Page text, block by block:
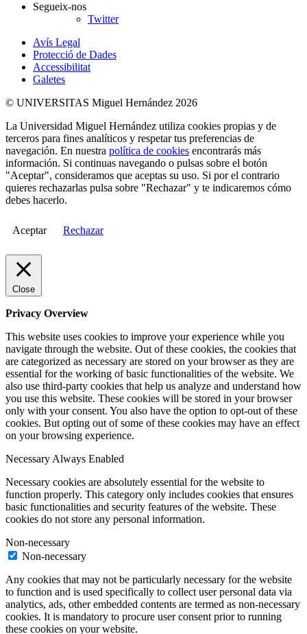
Segueix-nos
Twitter
Avís Legal
Protecció de Dades
Accessibilitat
Galetes
© UNIVERSITAS Miguel Hernández 2026
La Universidad Miguel Hernández utiliza cookies propias y de
terceros para fines analíticos y respetar tus preferencias de
navegación. En nuestra política de cookies encontrarás más
información. Si continuas navegando o pulsas sobre el botón
"Aceptar", consideramos que aceptas su uso. Si por el contrario
quieres rechazarlas pulsa sobre "Rechazar" y te indicaremos cómo
debes hacerlo.
Aceptar Rechazar
Close
Privacy Overview
This website uses cookies to improve your experience while you
navigate through the website. Out of these cookies, the cookies that
are categorized as necessary are stored on your browser as they are
essential for the working of basic functionalities of the website. We
also use third-party cookies that help us analyze and understand how
you use this website. These cookies will be stored in your browser
only with your consent. You also have the option to opt-out of these
cookies. But opting out of some of these cookies may have an effect
on your browsing experience.
Necessary Always Enabled
Necessary cookies are absolutely essential for the website to
function properly. This category only includes cookies that ensures
basic functionalities and security features of the website. These
cookies do not store any personal information.
Non-necessary
Non-necessary
Any cookies that may not be particularly necessary for the website
to function and is used specifically to collect user personal data via
analytics, ads, other embedded contents are termed as non-necessary
cookies. It is mandatory to procure user consent prior to running
these cookies on your website.